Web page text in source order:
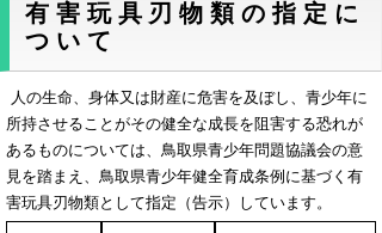
有害玩具刃物類の指定に
ついて
人の生命、身体又は財産に危害を及ぼし、青少年に
所持させることがその健全な成長を阻害する恐れが
あるものについては、鳥取県青少年問題協議会の意
見を踏まえ、鳥取県青少年健全育成条例に基づく有
害玩具刃物類として指定（告示）しています。